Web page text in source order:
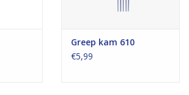
Greep kam 610
€5,99